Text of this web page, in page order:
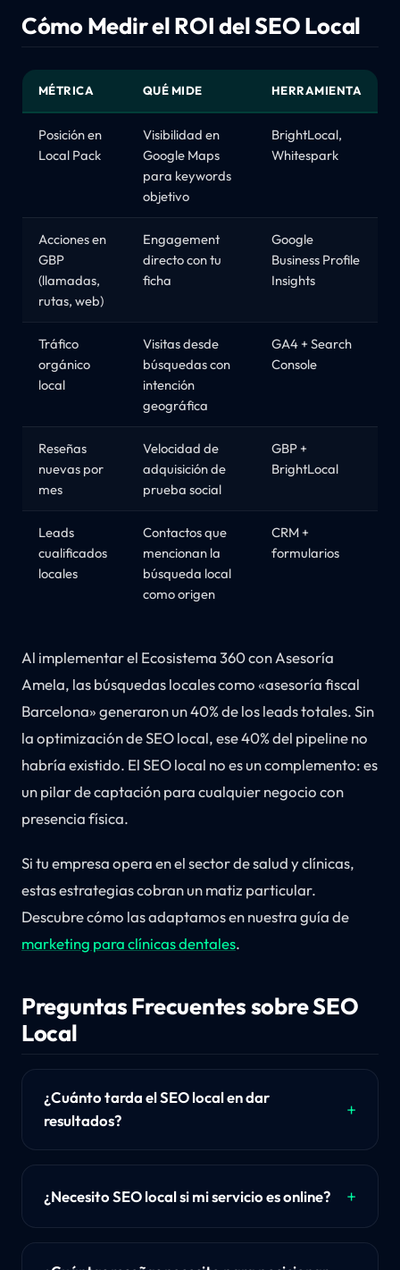
Cómo Medir el ROI del SEO Local
MÉTRICA QUÉ MIDE HERRAMIENTA
Posición en
Local Pack
Visibilidad en
Google Maps
para keywords
objetivo
BrightLocal,
Whitespark
Acciones en
GBP
(llamadas,
rutas, web)
Engagement
directo con tu
ficha
Google
Business Profile
Insights
Tráfico
orgánico
local
Visitas desde
búsquedas con
intención
geográfica
GA4 + Search
Console
Reseñas
nuevas por
mes
Velocidad de
adquisición de
prueba social
GBP +
BrightLocal
Leads
cualificados
locales
Contactos que
mencionan la
búsqueda local
como origen
CRM +
formularios
Al implementar el Ecosistema 360 con Asesoría
Amela, las búsquedas locales como «asesoría fiscal
Barcelona» generaron un 40% de los leads totales. Sin
la optimización de SEO local, ese 40% del pipeline no
habría existido. El SEO local no es un complemento: es
un pilar de captación para cualquier negocio con
presencia física.
Si tu empresa opera en el sector de salud y clínicas,
estas estrategias cobran un matiz particular.
Descubre cómo las adaptamos en nuestra guía de
marketing para clínicas dentales.
Preguntas Frecuentes sobre SEO
Local
¿Cuánto tarda el SEO local en dar
resultados?
¿Necesito SEO local si mi servicio es online?